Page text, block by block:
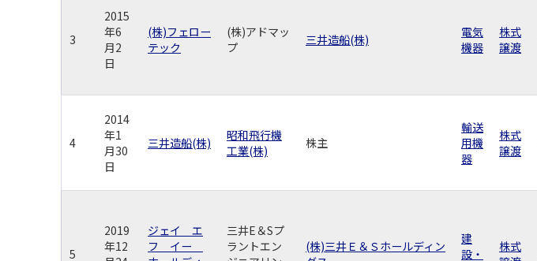
3
2015
年6
月2
日
(株)フェロー
テック
(株)アドマッ
プ
三井造船(株)
電気
機器
株式
譲渡
4
2014
年1
月30
日
三井造船(株)
昭和飛行機
工業(株)
株主
輸送
用機
器
株式
譲渡
5
2019
年12
ジェイ エ
フ イー
三井E＆Sプ
ラントエン
(株)三井Ｅ＆Ｓホールディン
建
設・
株式